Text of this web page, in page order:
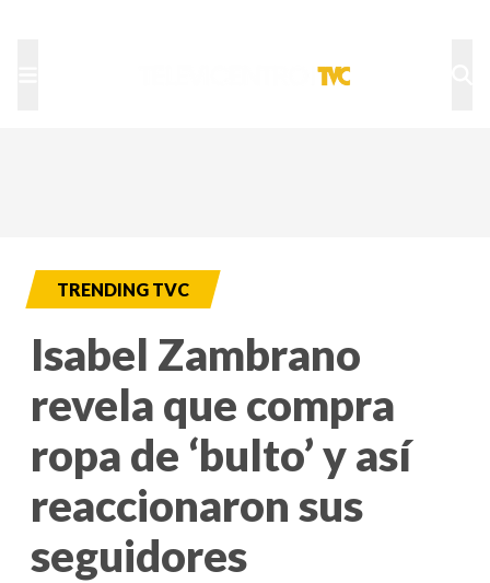
TRENDING TVC
Isabel Zambrano
revela que compra
ropa de ‘bulto’ y así
reaccionaron sus
seguidores